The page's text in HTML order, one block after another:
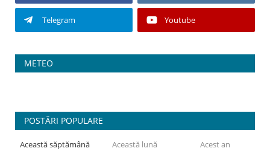
Telegram Youtube
METEO
POSTĂRI POPULARE
Această săptămână Această lună Acest an